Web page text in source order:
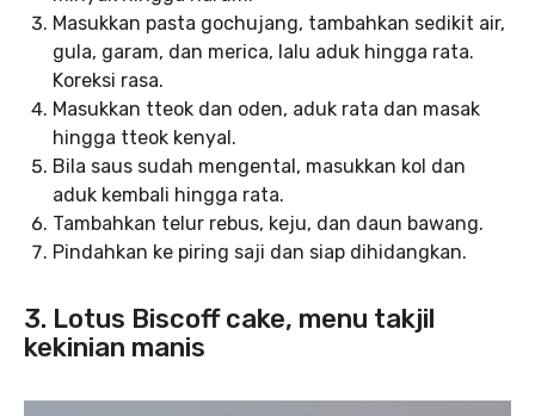
Masukkan pasta gochujang, tambahkan sedikit air,
gula, garam, dan merica, lalu aduk hingga rata.
Koreksi rasa.
Masukkan tteok dan oden, aduk rata dan masak
hingga tteok kenyal.
Bila saus sudah mengental, masukkan kol dan
aduk kembali hingga rata.
Tambahkan telur rebus, keju, dan daun bawang.
Pindahkan ke piring saji dan siap dihidangkan.
3. Lotus Biscoff cake, menu takjil
kekinian manis